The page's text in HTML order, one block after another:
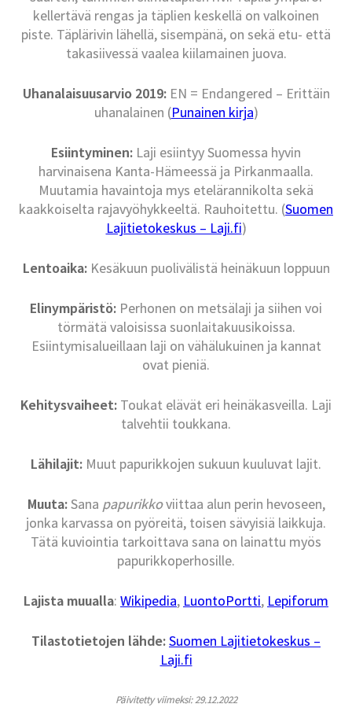
kellertävä rengas ja täplien keskellä on valkoinen
piste. Täplärivin lähellä, sisempänä, on sekä etu- että
takasiivessä vaalea kiilamainen juova.
Uhanalaisuusarvio 2019:EN = Endangered – Erittäin
uhanalainen (Punainen kirja)
Esiintyminen: Laji esiintyy Suomessa hyvin
harvinaisena Kanta-Hämeessä ja Pirkanmaalla.
Muutamia havaintoja mys etelärannikolta sekä
kaakkoiselta rajavyöhykkeeltä. Rauhoitettu. (Suomen
Lajitietokeskus – Laji.fi)
Lentoaika:Kesäkuun puolivälistä heinäkuun loppuun
Elinympäristö: Perhonen on metsälaji ja siihen voi
törmätä valoisissa suonlaitakuusikoissa.
Esiintymisalueillaan laji on vähälukuinen ja kannat
ovat pieniä.
Kehitysvaiheet: Toukat elävät eri heinäkasveilla. Laji
talvehtii toukkana.
Lähilajit: Muut papurikkojen sukuun kuuluvat lajit.
Muuta:Sana papurikkoviittaa alun perin hevoseen,
jonka karvassa on pyöreitä, toisen sävyisiä laikkuja.
Tätä kuviointia tarkoittava sana on lainattu myös
papurikkoperhosille.
Lajista muualla: Wikipedia, LuontoPortti, Lepiforum
Tilastotietojen lähde:Suomen Lajitietokeskus –
Laji.fi
Päivitetty viimeksi: 29.12.2022